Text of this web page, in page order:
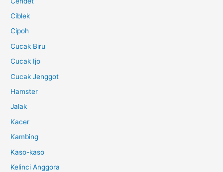
Ciblek
Cipoh
Cucak Biru
Cucak Ijo
Cucak Jenggot
Hamster
Jalak
Kacer
Kambing
Kaso-kaso
Kelinci Anggora